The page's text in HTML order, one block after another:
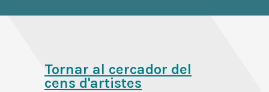
Tornar al cercador del
cens d'artistes